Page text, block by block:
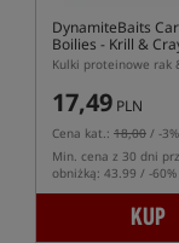
DynamiteBaits
Boilies - Krill &
Kulki proteinowe rak
17,49 PLN
Cena kat.: 18,00 / -3%
Min. cena z 30 dni
obniżką: 43.99 / -60%
KUP